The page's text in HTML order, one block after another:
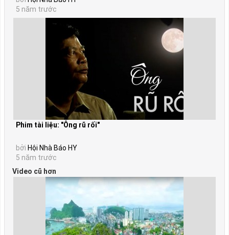
5 năm trước
Phim tài liệu: "Ông rũ rối"
bởi Hội Nhà Báo HY
5 năm trước
Video cũ hơn